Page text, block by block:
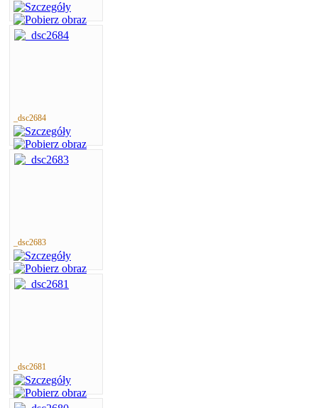
_dsc2684
_dsc2683
_dsc2681